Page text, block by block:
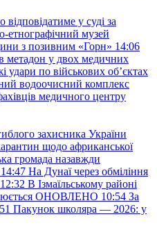
у суді за
етнографічний музей
з позивним «Горн» 14:06
метадон у двох медичних
удари по військових обʼєктах
водоочисний комплекс
медичного центру
захисника України
щодо африканської
громада назавжди
14:47 На Дунаї через обміління
12:32 В Ізмаїльському районі
ОНОВЛЕНО 10:54 За
Пакунок школяра — 2026: у